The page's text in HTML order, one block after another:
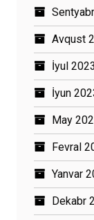
Avqust
İyul 2023
İyun
May
Fevral
Yanvar
Dekabr